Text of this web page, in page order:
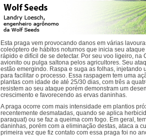
Esta praga vem provocando danos em várias
coleóptero de hábitos noturnos que inicia seu
rápido e difícil de se detectar. Por seu voo ligeiro, na
avionito ou pulga saltona pelos agricultores. Seu
estão emergindo. Raspa e suga as folhas, injetando
para facilitar o processo. Essa raspagem tem uma
plantas com idade de até 25/30 dias, com três a
resistem ao seu ataque porém demonstram um
crescimento e favorecendo as ervas daninhas.
A praga ocorre com mais intensidade em plantios
recentemente desmatadas, quando se aplica
paraquat) ou se faz a queima com fogo. Em geral,
daninhas, porém com a eliminação destas, ataca a
primeira vez que fiz contato com essa praga foi no